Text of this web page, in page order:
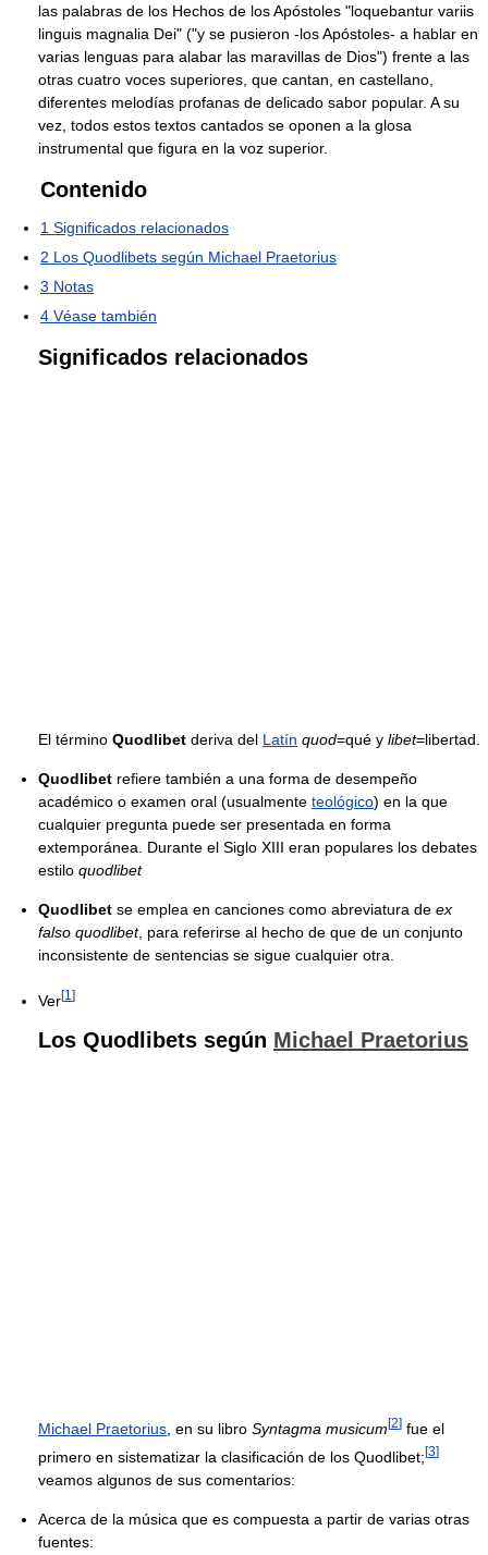
las palabras de los Hechos de los Apóstoles "loquebantur variis
linguis magnalia Dei" ("y se pusieron -los Apóstoles- a hablar en
varias lenguas para alabar las maravillas de Dios") frente a las
otras cuatro voces superiores, que cantan, en castellano,
diferentes melodías profanas de delicado sabor popular. A su
vez, todos estos textos cantados se oponen a la glosa
instrumental que figura en la voz superior.
Contenido
1 Significados relacionados
2 Los Quodlibets según Michael Praetorius
3 Notas
4 Véase también
Significados relacionados
El término Quodlibet deriva del Latín quod=qué y libet=libertad.
Quodlibet refiere también a una forma de desempeño
académico o examen oral (usualmente teológico) en la que
cualquier pregunta puede ser presentada en forma
extemporánea. Durante el Siglo XIII eran populares los debates
estilo quodlibet
Quodlibet se emplea en canciones como abreviatura de ex
falso quodlibet, para referirse al hecho de que de un conjunto
inconsistente de sentencias se sigue cualquier otra.
Ver[1 ]
Los Quodlibets según Michael Praetorius
Michael Praetorius , en su libro Syntagma musicum[2] fue el
primero en sistematizar la clasificación de los Quodlibet; [3]
veamos algunos de sus comentarios:
Acerca de la música que es compuesta a partir de varias otras
fuentes: